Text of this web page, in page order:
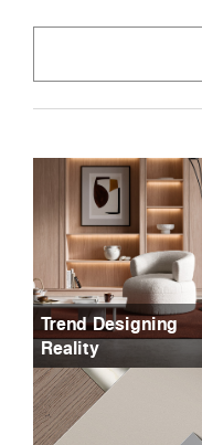
Trend Designing
Reality